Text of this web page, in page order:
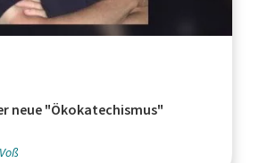
neue "Ökokatechismus"